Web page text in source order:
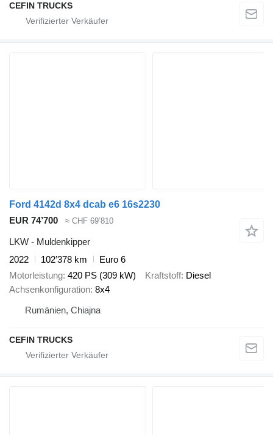
CEFIN TRUCKS
Ford 4142d 8x4 dcab e6 16s2230
EUR 74’700
≈ CHF 69’810
LKW - Muldenkipper
2022
102’378 km
Euro 6
Motorleistung 420 PS (309 kW) Kraftstoff Diesel
Achsenkonfiguration 8x4
Rumänien, Chiajna
CEFIN TRUCKS